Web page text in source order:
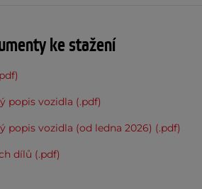
ke stažení
popis vozidla (.pdf)
popis vozidla (od ledna 2026) (.pdf)
dílů (.pdf)